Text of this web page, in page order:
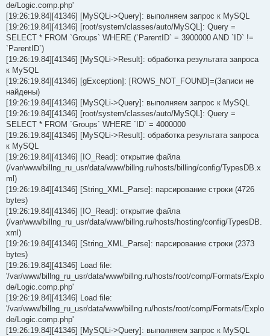
de/Logic.comp.php'
[19:26:19.84][41346] [MySQLi->Query]: выполняем запрос к MySQL
[19:26:19.84][41346] [root/system/classes/auto/MySQL]: Query =
SELECT * FROM `Groups` WHERE (`ParentID` = 3900000 AND `ID` !=
`ParentID`)
[19:26:19.84][41346] [MySQLi->Result]: обработка результата запроса
к MySQL
[19:26:19.84][41346] [gException]: [ROWS_NOT_FOUND]=(Записи не
найдены)
[19:26:19.84][41346] [MySQLi->Query]: выполняем запрос к MySQL
[19:26:19.84][41346] [root/system/classes/auto/MySQL]: Query =
SELECT * FROM `Groups` WHERE `ID` = 4000000
[19:26:19.84][41346] [MySQLi->Result]: обработка результата запроса
к MySQL
[19:26:19.84][41346] [IO_Read]: открытие файла
(/var/www/billng_ru_usr/data/www/billng.ru/hosts/billing/config/TypesDB.x
ml)
[19:26:19.84][41346] [String_XML_Parse]: парсирование строки (4726
bytes)
[19:26:19.84][41346] [IO_Read]: открытие файла
(/var/www/billng_ru_usr/data/www/billng.ru/hosts/hosting/config/TypesDB.
xml)
[19:26:19.84][41346] [String_XML_Parse]: парсирование строки (2373
bytes)
[19:26:19.84][41346] Load file:
'/var/www/billng_ru_usr/data/www/billng.ru/hosts/root/comp/Formats/Explo
de/Logic.comp.php'
[19:26:19.84][41346] Load file:
'/var/www/billng_ru_usr/data/www/billng.ru/hosts/root/comp/Formats/Explo
de/Logic.comp.php'
[19:26:19.84][41346] [MySQLi->Query]: выполняем запрос к MySQL